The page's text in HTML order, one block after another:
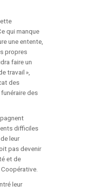
qui manque
une entente,
propres
faire un
travail »,
des
des
difficiles
leur
pas devenir
et de
leur
LE RÉFLEXE
DU CCQCA
DE RELATIONS
ET
SYSTÉMIQUE